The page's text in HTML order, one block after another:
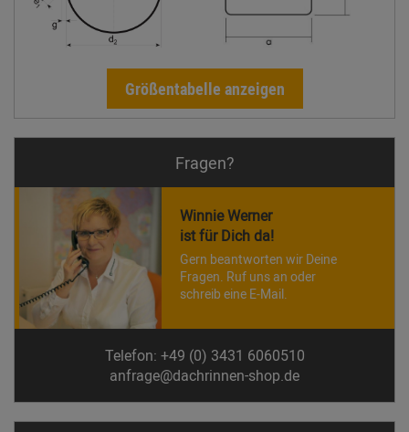
Größentabelle anzeigen
Fragen?
Winnie Werner
ist für Dich da!
Gern beantworten wir Deine
Fragen. Ruf uns an oder
schreib eine E-Mail.
Telefon: +49 (0) 3431 6060510
anfrage@dachrinnen-shop.de